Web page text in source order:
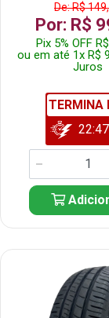
De: R$
Por: R$
Pix 5% OFF
ou em até 1x R$
Juros
TERMINA